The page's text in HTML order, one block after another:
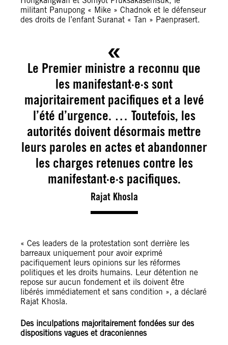
militant Panupong « Mike » Chadnok et le défenseur
des droits de l’enfant Suranat « Tan » Paenprasert.
Le Premier ministre a reconnu que
les manifestant·e·s sont
majoritairement pacifiques et a levé
l’été d’urgence. … Toutefois, les
autorités doivent désormais mettre
leurs paroles en actes et abandonner
les charges retenues contre les
manifestant·e·s pacifiques.
Rajat Khosla
« Ces leaders de la protestation sont derrière les
barreaux uniquement pour avoir exprimé
pacifiquement leurs opinions sur les réformes
politiques et les droits humains. Leur détention ne
repose sur aucun fondement et ils doivent être
libérés immédiatement et sans condition », a déclaré
Rajat Khosla.
Des inculpations majoritairement fondées sur des
dispositions vagues et draconiennes